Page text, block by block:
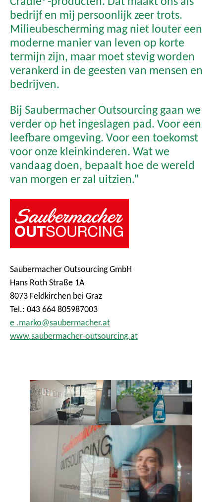
bedrijf en mij persoonlijk zeer trots.
Milieubescherming mag niet louter een
moderne manier van leven op korte
termijn zijn, maar moet stevig worden
verankerd in de geesten van mensen en
bedrijven.
Bij Saubermacher Outsourcing gaan we
verder op het ingeslagen pad. Voor een
leefbare omgeving. Voor een toekomst
voor onze kleinkinderen. Wat we
vandaag doen, bepaalt hoe de wereld
van morgen er zal uitzien.”
Saubermacher Outsourcing GmbH
Hans Roth Straße 1A
8073 Feldkirchen bei Graz
Tel.: 043 664 805987003
e .marko@saubermacher.at
www.saubermacher-outsourcing.at